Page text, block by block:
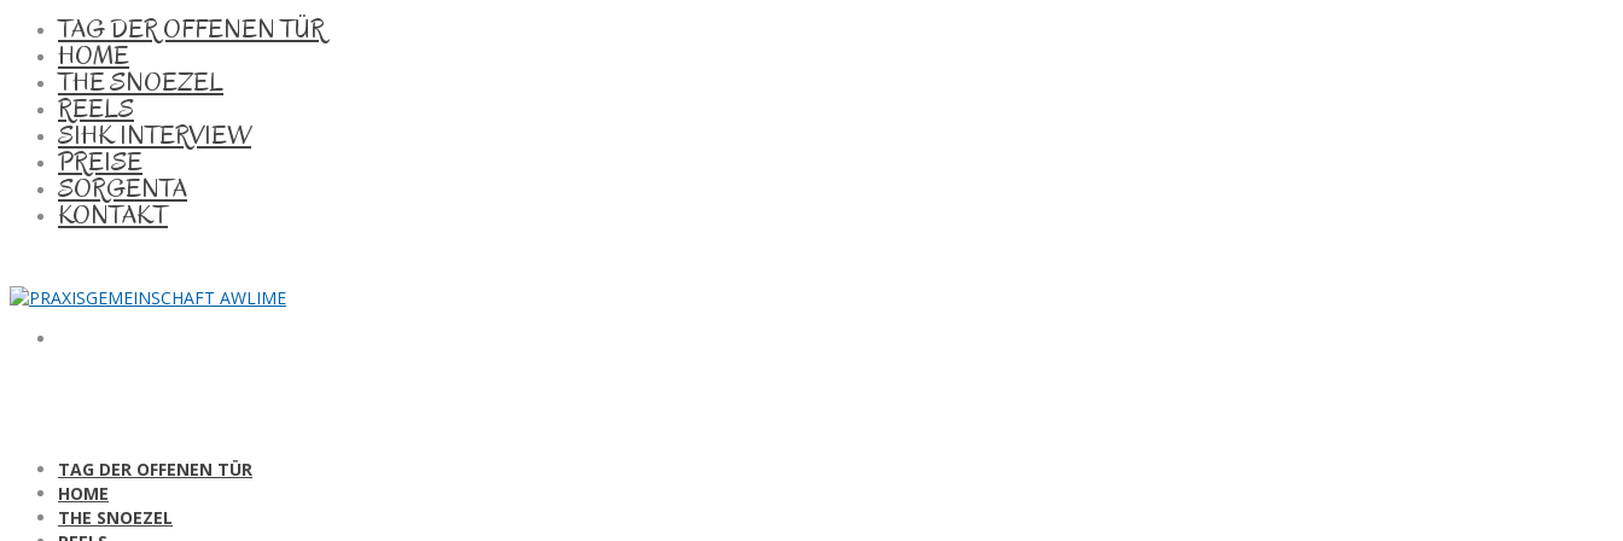
TAG DER OFFENEN TÜR
HOME
THE SNOEZEL
REELS
SIHK INTERVIEW
PREISE
SORGENTA
KONTAKT
TAG DER OFFENEN TÜR
HOME
THE SNOEZEL